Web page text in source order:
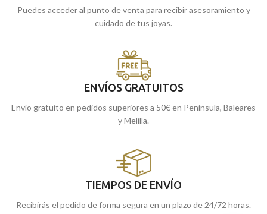
Puedes acceder al punto de venta para recibir asesoramiento y
cuidado de tus joyas.
ENVÍOS GRATUITOS
Envío gratuito en pedidos superiores a 50€ en Península, Baleares
y Melilla.
TIEMPOS DE ENVÍO
Recibirás el pedido de forma segura en un plazo de 24/72 horas.